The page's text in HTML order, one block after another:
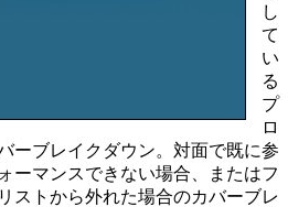
し
て
い
る
プ
ロ
ーブレイクダウン。対面で既に参
ーマンスできない場合、またはフ
ストから外れた場合のカバーブレ